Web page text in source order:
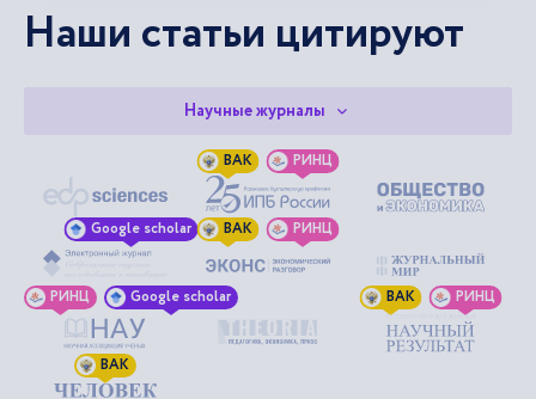
Наши статьи цитируют
Научные журналы
ВАК РИНЦ
Google scholar ВАК РИНЦ
РИНЦ Google scholar ВАК РИНЦ
ВАК